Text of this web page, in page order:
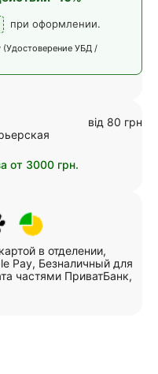
при оформлении.
(Удостоверение УБД /
від 80 грн
от 3000 грн.
в отделении,
Pay, Безналичный для
частями ПриватБанк,